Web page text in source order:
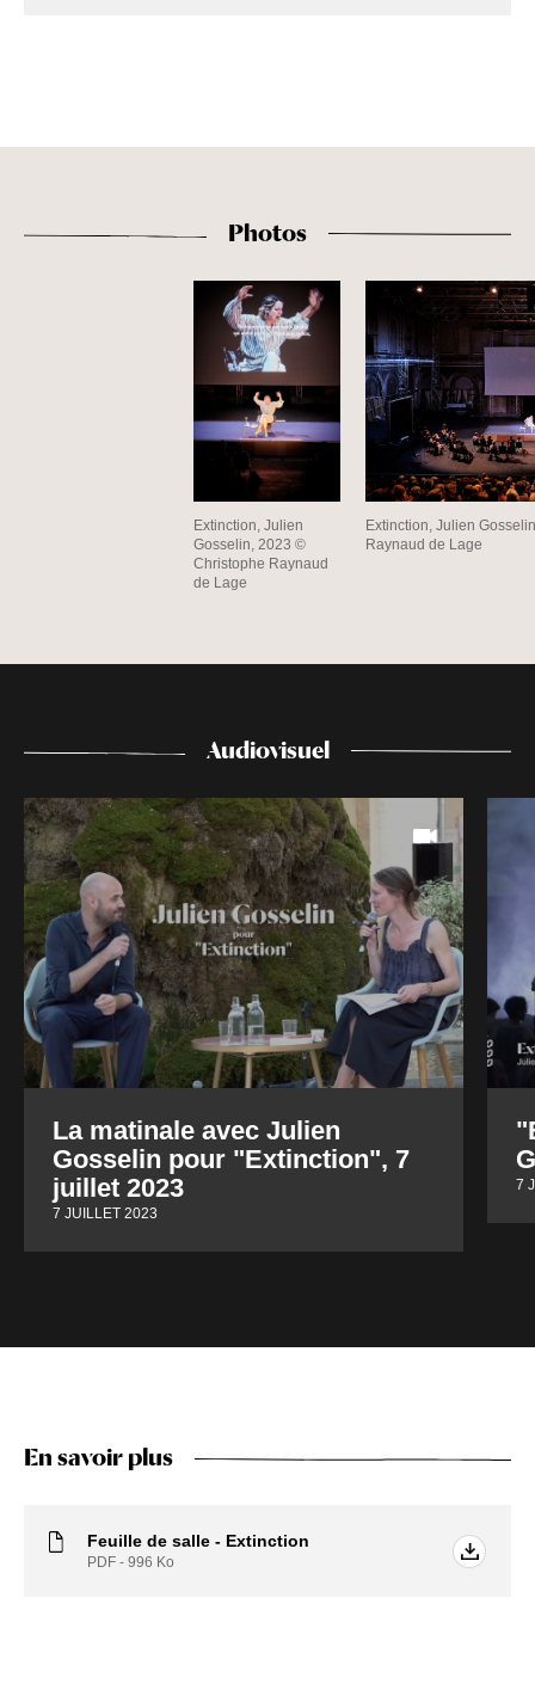
Photos
Extinction, Julien
Gosselin, 2023 ©
Christophe Raynaud
de Lage
Extinction, Julien
Raynaud de Lage
Audiovisuel
La matinale avec Julien
Gosselin pour "Extinction", 7
juillet 2023
7 JUILLET 2023
7
En savoir plus
Feuille de salle - Extinction
PDF - 996 Ko